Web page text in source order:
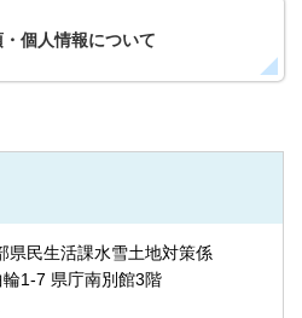
個人情報について
県民生活課水雪土地対策係
1-7 県庁南別館3階